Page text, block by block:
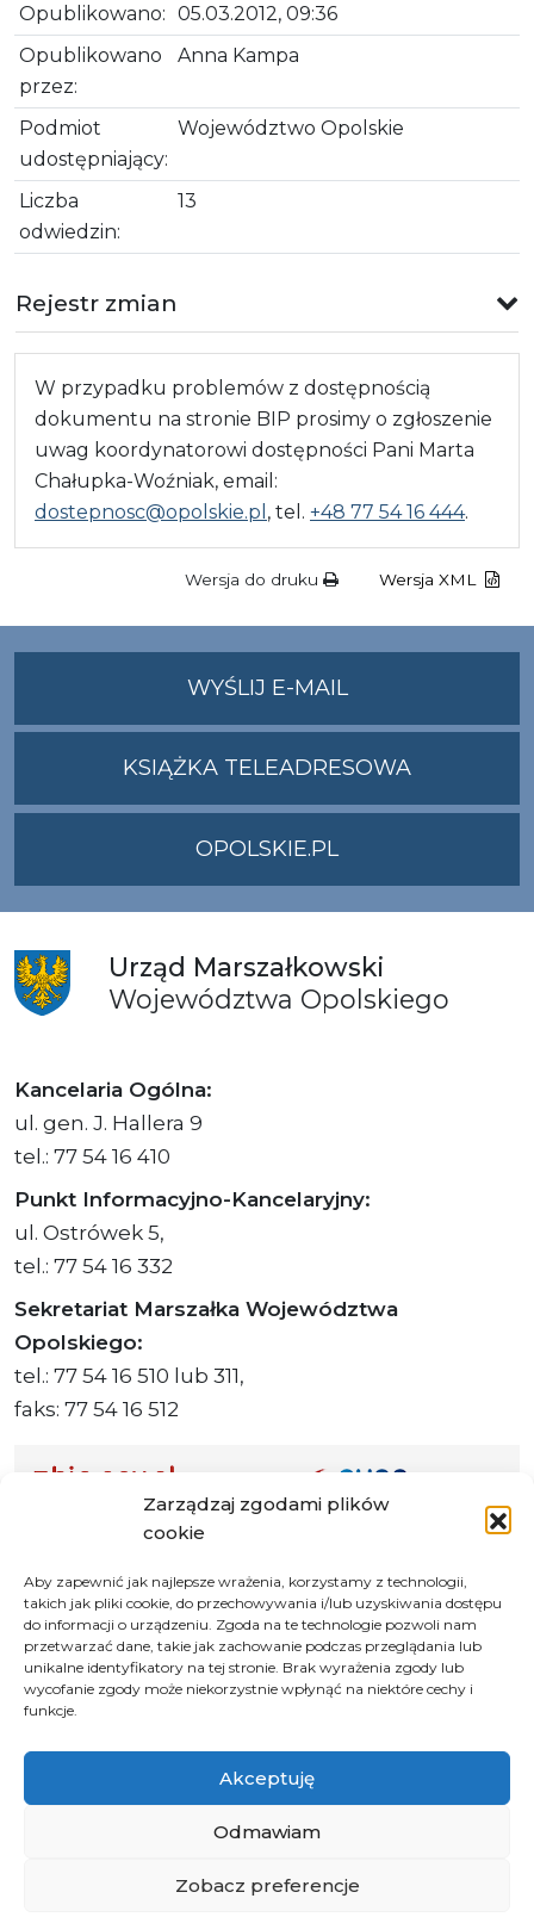
Zarządzaj zgodami plików
cookie
Aby zapewnić jak najlepsze wrażenia, korzystamy z technologii,
takich jak pliki cookie, do przechowywania i/lub uzyskiwania dostępu
do informacji o urządzeniu. Zgoda na te technologie pozwoli nam
przetwarzać dane, takie jak zachowanie podczas przeglądania lub
unikalne identyfikatory na tej stronie. Brak wyrażenia zgody lub
wycofanie zgody może niekorzystnie wpłynąć na niektóre cechy i
funkcje.
Akceptuję
Odmawiam
Zobacz preferencje
Opublikowano: 05.03.2012, 09:36
Opublikowano
przez:
Anna Kampa
Podmiot
udostępniający:
Województwo Opolskie
Liczba
odwiedzin:
13
Rejestr zmian
W przypadku problemów z dostępnością
dokumentu na stronie BIP prosimy o zgłoszenie
uwag koordynatorowi dostępności Pani Marta
Chałupka-Woźniak, email:
dostepnosc@opolskie.pl , tel. +48 77 54 16 444.
Wersja do druku Wersja XML
WYŚLIJ E-MAILNA
ADRES
KSIĄŻKA TELEADRESOWA
OPOLSKIE.PL
Urząd Marszałkowski
Województwa Opolskiego
Kancelaria Ogólna:
ul. gen. J. Hallera 9
tel.: 77 54 16 410
Punkt Informacyjno-Kancelaryjny:
ul. Ostrówek 5,
tel.: 77 54 16 332
Sekretariat Marszałka Województwa
Opolskiego:
tel.: 77 54 16 510 lub 311,
faks: 77 54 16 512
Adres ePUAP Urzędu: /q877fxtk55/SkrytkaESP
Urzędu: AE:PL-66703-73759-IGTUV-14
Polityka prywatności
Instrukcja obsługi BIP